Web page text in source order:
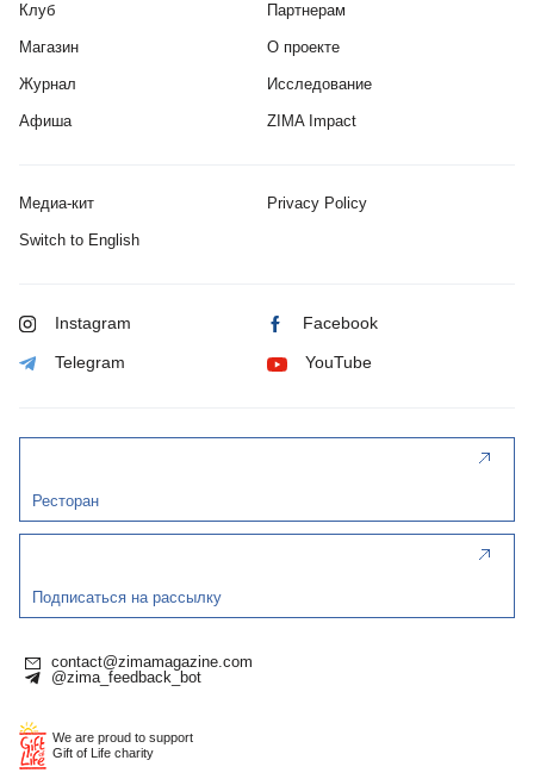
Клуб
Магазин
Журнал
Афиша
Партнерам
О проекте
Исследование
ZIMA Impact
Медиа-кит Privacy Policy
Switch to English
Instagram Facebook
Telegram YouTube
Ресторан
Подписаться на рассылку
contact@zimamagazine.com
@zima_feedback_bot
We are proud to support
Gift of Life charity